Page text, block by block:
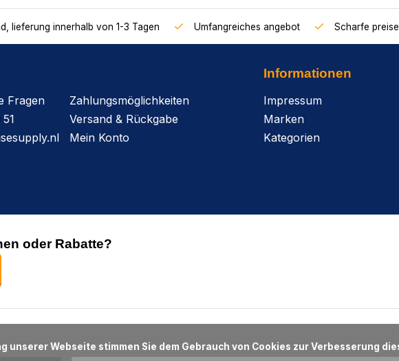
lieferung innerhalb von 1-3 Tagen Umfangreiches angebot Scharfe preise
Fragen
Zahlungsmöglichkeiten
Versand & Rückgabe
Mein Konto
Informationen
Impressum
Marken
Kategorien
oder Rabatte?